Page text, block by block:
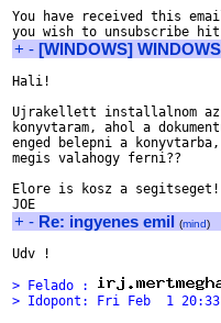
You have received this
+ - [WINDOWS]
Hali!
Ujrakellett installalnom az
konyvtaram, ahol a
enged belepni a
megis valahogy ferni??
Elore is kosz a segitseget!
+ - Re: ingyenes emil (mind)
Udv !
> Felado :
> Idopont: Fri Feb  1